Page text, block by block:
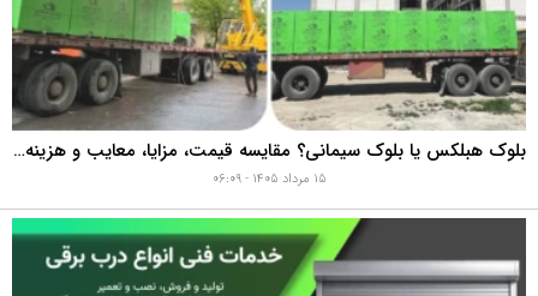
بلوک هبلکس یا بلوک سیمانی؟ مقایسه قیمت، مزایا، معایب و هزینه واقعی اجرای دیوار
۱۵ مرداد ۱۴۰۵ - ۰۶:۰۹